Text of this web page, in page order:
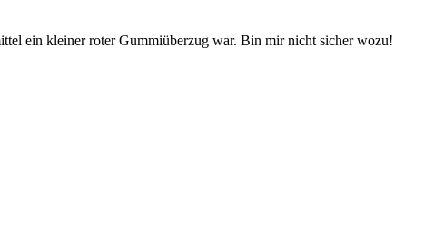
ein kleiner roter Gummiüberzug war. Bin mir nicht sicher wozu!